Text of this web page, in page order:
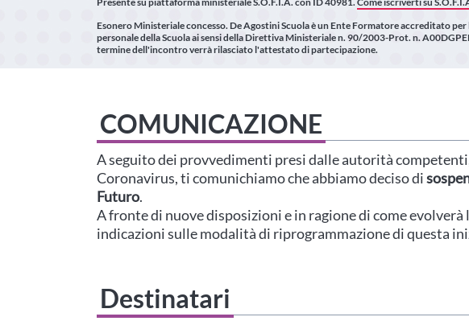
Esonero Ministeriale concesso. De Agostini Scuola è un Ente Formatore accreditato
personale della Scuola ai sensi della Direttiva Ministeriale n. 90/2003-Prot. n.
termine dell'incontro verrà rilasciato l'attestato di partecipazione.
COMUNICAZIONE
A seguito dei provvedimenti presi dalle autorità
Coronavirus, ti comunichiamo che abbiamo deciso di
Futuro.
A fronte di nuove disposizioni e in ragione di come
indicazioni sulle modalità di riprogrammazione di questa
Destinatari
Questo evento non è compatibile con il grado scolastico che hai indicato nel tuo